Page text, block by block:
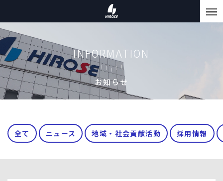
INFORMATION
お知らせ
全て ニュース 地域・社会貢献活動 採用情報